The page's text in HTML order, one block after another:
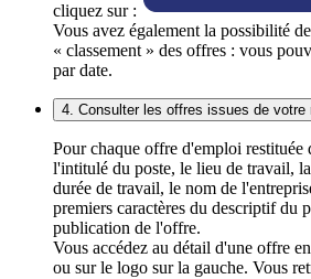
cliquez sur :
Vous avez également la possibilité
« classement » des offres : vous
par date.
4. Consulter les offres issues de votre
Pour chaque offre d'emploi restituée
l'intitulé du poste, le lieu de travail,
durée de travail, le nom de
premiers caractères du descriptif du
publication de l'offre.
Vous accédez au détail d'une offre
ou sur le logo sur la gauche. Vous